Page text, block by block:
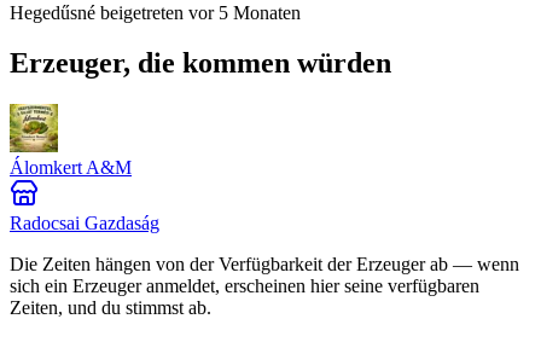
Hegedűsné beigetreten vor 5 Monaten
Erzeuger, die kommen würden
Álomkert A&M
Radocsai Gazdaság
Die Zeiten hängen von der Verfügbarkeit der Erzeuger ab — wenn
sich ein Erzeuger anmeldet, erscheinen hier seine verfügbaren
Zeiten, und du stimmst ab.